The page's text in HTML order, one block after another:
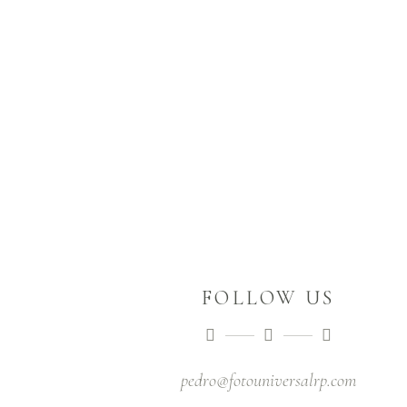
FOLLOW US
pedro@fotouniversalrp.com